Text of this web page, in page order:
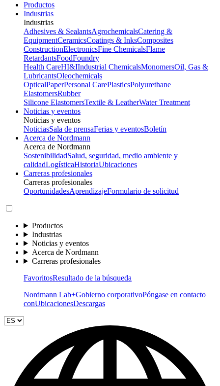
Productos
Industrias
Industrias
Adhesives & SealantsAgrochemicalsCatering &
EquipmentCeramicsCoatings & InksComposites
ConstructionElectronicsFine ChemicalsFlame
RetardantsFoodFoundry
Health CareHI&IIndustrial ChemicalsMonomersOil, Gas &
LubricantsOleochemicals
OpticalPaperPersonal CarePlasticsPolyurethane
ElastomersRubber
Silicone ElastomersTextile & LeatherWater Treatment
Noticias y eventos
Noticias y eventos
NoticiasSala de prensaFerias y eventosBoletín
Acerca de Nordmann
Acerca de Nordmann
SostenibilidadSalud, seguridad, medio ambiente y
calidadLogísticaHistoriaUbicaciones
Carreras profesionales
Carreras profesionales
OportunidadesAprendizajeFormulario de solicitud
Productos
Industrias
Noticias y eventos
Acerca de Nordmann
Carreras profesionales
FavoritosResultado de la búsqueda
Nordmann Lab+Gobierno corporativoPóngase en contacto
conUbicacionesDescargas